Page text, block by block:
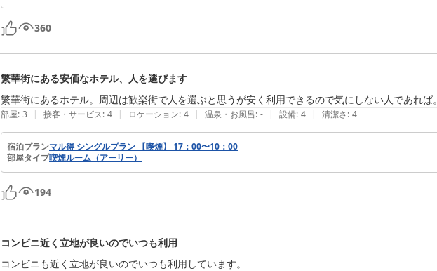
360
繁華街にある安価なホテル、人を選びます
繁華街にあるホテル。周辺は歓楽街で人を選ぶと思うが安く利用できるので気にしない人であれば。
部屋: 3 | 接客・サービス: 4 | ロケーション: 4 | 温泉・お風呂: - | 設備: 4 | 清潔さ: 4
宿泊プランマル得 シングルプラン 【喫煙】 17：00〜10：00
部屋タイプ喫煙ルーム（アーリー）
194
コンビニ近く立地が良いのでいつも利用
コンビニも近く立地が良いのでいつも利用しています。